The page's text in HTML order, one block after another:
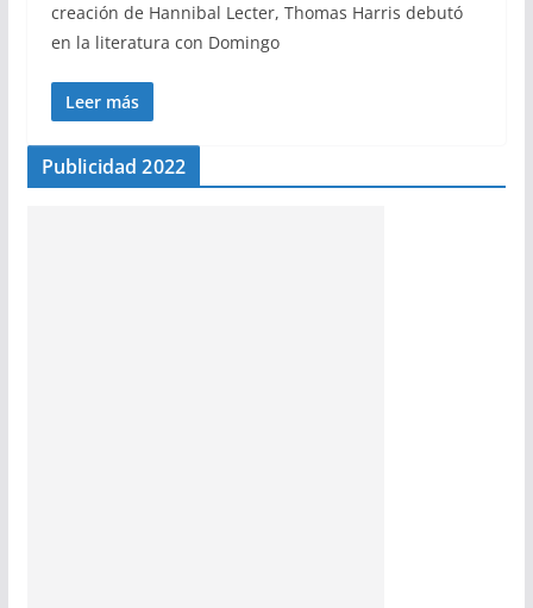
creación de Hannibal Lecter, Thomas Harris debutó
en la literatura con Domingo
Leer más
Publicidad 2022